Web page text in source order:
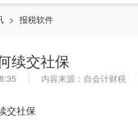
> 报税软件
续交社保
内容来源：自会计财税
交社保